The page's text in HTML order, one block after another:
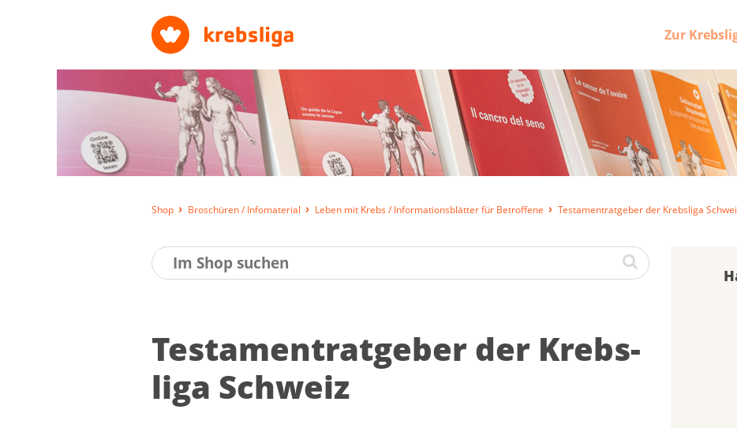
Zur
Shop Broschüren / Infomaterial Leben mit Krebs / Informationsblätter für Betroffene Testamentratgeber der Krebsliga
Tes­ta­men­trat­ge­ber der Krebs­
li­ga Schweiz